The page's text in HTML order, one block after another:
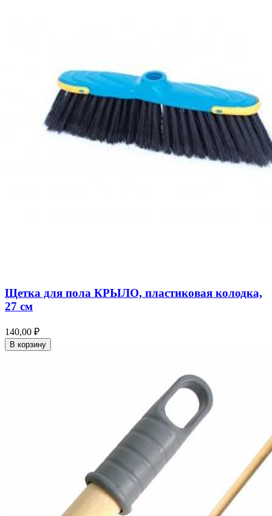
Щетка для пола КРЫЛО, пластиковая колодка,
27 см
140,00 ₽
В корзину